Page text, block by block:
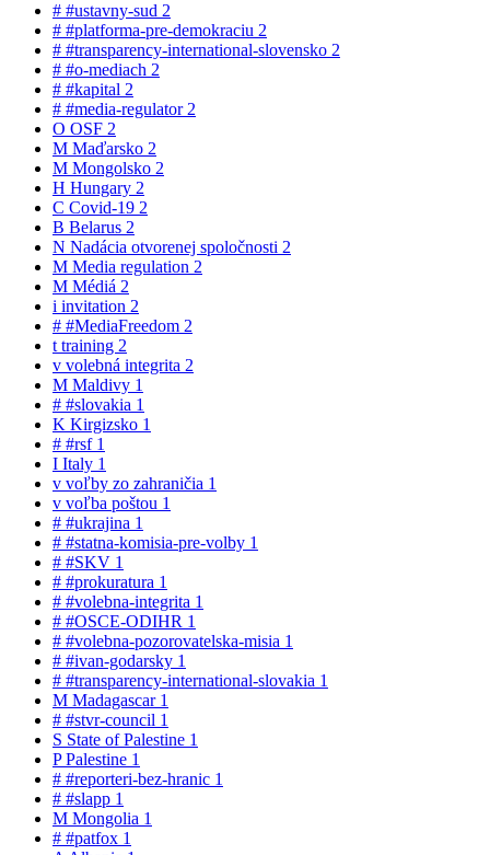
# #ustavny-sud 2
# #platforma-pre-demokraciu 2
# #transparency-international-slovensko 2
# #o-mediach 2
# #kapital 2
# #media-regulator 2
O OSF 2
M Maďarsko 2
M Mongolsko 2
H Hungary 2
C Covid-19 2
B Belarus 2
N Nadácia otvorenej spoločnosti 2
M Media regulation 2
M Médiá 2
i invitation 2
# #MediaFreedom 2
t training 2
v volebná integrita 2
M Maldivy 1
# #slovakia 1
K Kirgizsko 1
# #rsf 1
I Italy 1
v voľby zo zahraničia 1
v voľba poštou 1
# #ukrajina 1
# #statna-komisia-pre-volby 1
# #SKV 1
# #prokuratura 1
# #volebna-integrita 1
# #OSCE-ODIHR 1
# #volebna-pozorovatelska-misia 1
# #ivan-godarsky 1
# #transparency-international-slovakia 1
M Madagascar 1
# #stvr-council 1
S State of Palestine 1
PPalestine 1
# #reporteri-bez-hranic 1
# #slapp 1
M Mongolia 1
# #patfox 1